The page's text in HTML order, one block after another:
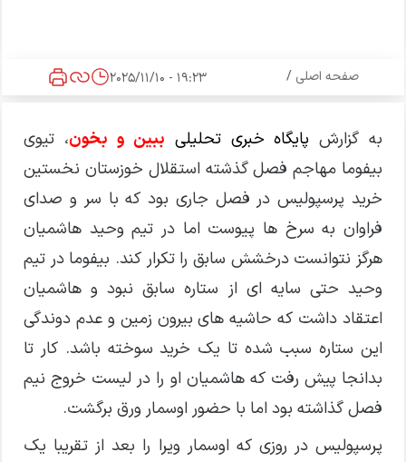
صفحه اصلی /
19:23 - 2025/11/10
به گزارش پایگاه خبری تحلیلی ببین و بخون، تیوی
بیفوما مهاجم فصل گذشته استقلال خوزستان نخستین
خرید پرسپولیس در فصل جاری بود که با سر و صدای
فراوان به سرخ ها پیوست اما در تیم وحید هاشمیان
هرگز نتوانست درخشش سابق را تکرار کند. بیفوما در تیم
وحید حتی سایه ای از ستاره سابق نبود و هاشمیان
اعتقاد داشت که حاشیه های بیرون زمین و عدم دوندگی
این ستاره سبب شده تا یک خرید سوخته باشد. کار تا
بدانجا پیش رفت که هاشمیان او را در لیست خروج نیم
فصل گذاشته بود اما با حضور اوسمار ورق برگشت.
پرسپولیس در روزی که اوسمار ویرا را بعد از تقریبا یک